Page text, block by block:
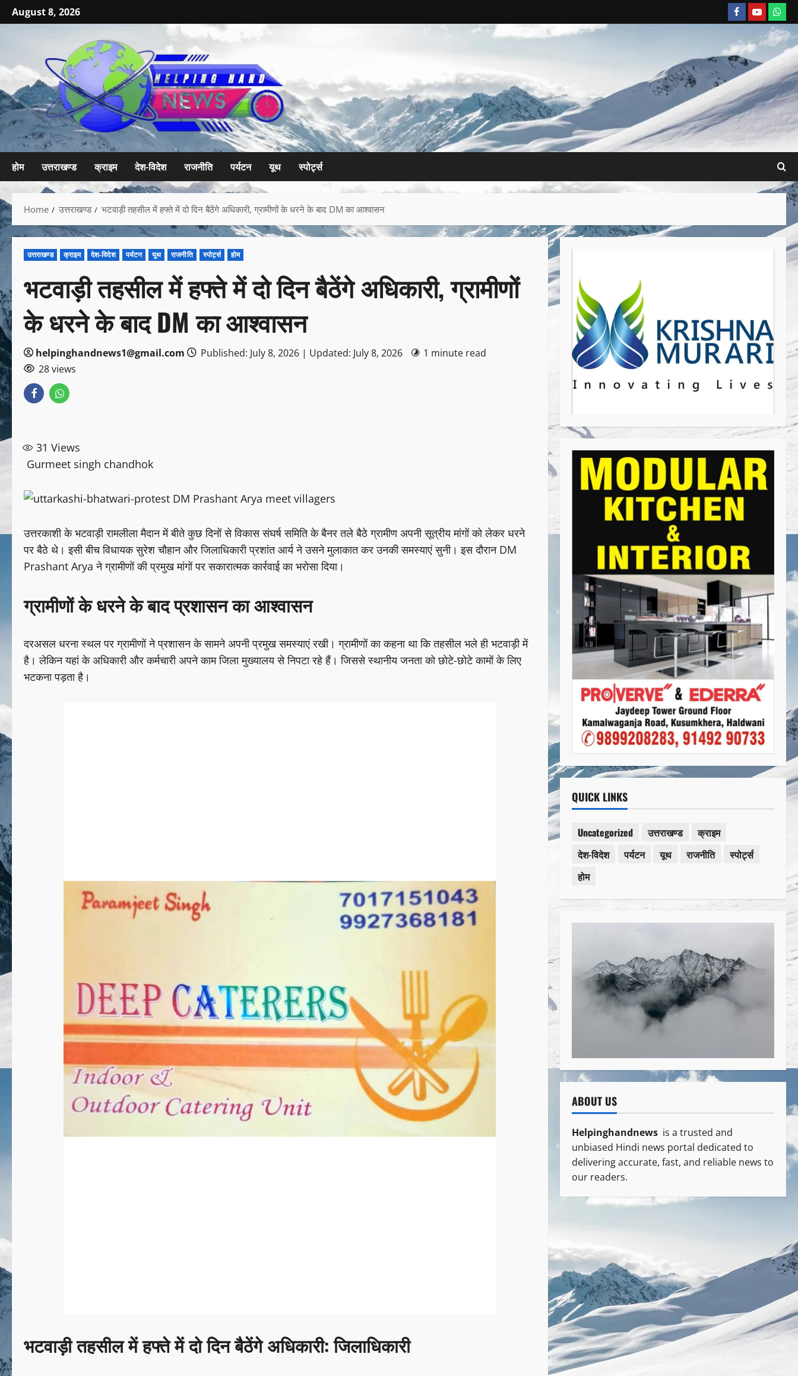
August 8, 2026
होम उत्तराखण्ड क्राइम देश-विदेश राजनीति पर्यटन यूथ स्पोर्ट्स
Home उत्तराखण्ड भटवाड़ी तहसील में हफ्ते में दो दिन बैठेंगे अधिकारी, ग्रामीणों के धरने के बाद DM का आश्वासन
उत्तराखण्ड क्राइम देश-विदेश पर्यटन यूथ राजनीति स्पोर्ट्स होम
भटवाड़ी तहसील में हफ्ते में दो दिन बैठेंगे अधिकारी, ग्रामीणों
के धरने के बाद DM का आश्वासन
helpinghandnews1@gmail.com Published: July 8, 2026 | Updated: July 8, 2026
1 minute read
28 views
31 Views
Gurmeet singh chandhok
उत्तरकाशी के भटवाड़ी रामलीला मैदान में बीते कुछ दिनों से विकास संघर्ष समिति के बैनर तले बैठे ग्रामीण अपनी सूत्रीय मांगों को लेकर धरने
पर बैठे थे। इसी बीच विधायक सुरेश चौहान और जिलाधिकारी प्रशांत आर्य ने उसने मुलाकात कर उनकी समस्याएं सुनी। इस दौरान DM
Prashant Arya ने ग्रामीणों की प्रमुख मांगों पर सकारात्मक कार्रवाई का भरोसा दिया।
ग्रामीणों के धरने के बाद प्रशासन का आश्वासन
दरअसल धरना स्थल पर ग्रामीणों ने प्रशासन के सामने अपनी प्रमुख समस्याएं रखी। ग्रामीणों का कहना था कि तहसील भले ही भटवाड़ी में
है। लेकिन यहां के अधिकारी और कर्मचारी अपने काम जिला मुख्यालय से निपटा रहे हैं। जिससे स्थानीय जनता को छोटे-छोटे कामों के लिए
भटकना पड़ता है।
भटवाड़ी तहसील में हफ्ते में दो दिन बैठेंगे अधिकारी: जिलाधिकारी
QUICK LINKS
Uncategorized उत्तराखण्ड
क्राइम
देश-विदेश
पर्यटन यूथ राजनीति
स्पोर्ट्स
होम
ABOUT US
Helpinghandnews is a trusted and
unbiased Hindi news portal dedicated to
delivering accurate, fast, and reliable news to
our readers.